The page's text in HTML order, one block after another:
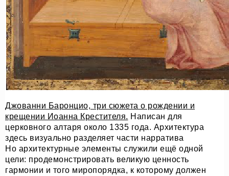
Джованни Баронцио, три сюжета о рождении и
крещении Иоанна Крестителя. Написан для
церковного алтаря около 1335 года. Архитектура
здесь визуально разделяет части нарратива
Но архитектурные элементы служили ещё одной
цели: продемонстрировать великую ценность
гармонии и того миропорядка, к которому должен